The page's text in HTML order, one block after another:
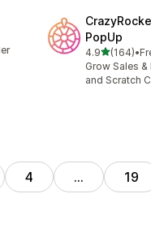
PopUp
4.95つ星中
(164)
合計レビュー
•
Grow Sales
and Scratch
4 … 19